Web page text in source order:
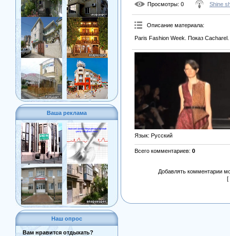
Ваша реклама
Наш опрос
Вам нравится отдыхать?
Просмотры: 0 Shine
Описание материала:
Paris Fashion Week. Показ Cacharel.
Язык: Русский
Всего комментариев: 0
Добавлять комментарии
[